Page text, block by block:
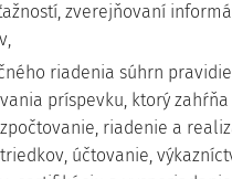
zverejňovaní
riadenia súhrn
príspevku, ktorý
riadenie a
účtovanie,